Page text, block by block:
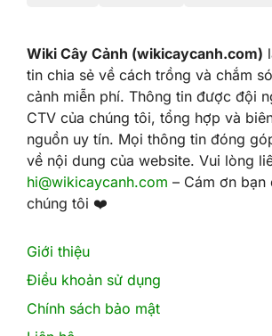
Wiki Cây Cảnh (wikicaycanh.com)
tin chia sẻ về cách trồng và chắm
cảnh miễn phí. Thông tin được đội
CTV của chúng tôi, tổng hợp và
nguồn uy tín. Mọi thông tin đóng
về nội dung của website. Vui lòng
hi@wikicaycanh.com – Cám ơn bạn
chúng tôi ❤️
Giới thiệu
Điều khoản sử dụng
Chính sách bảo mật